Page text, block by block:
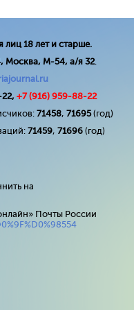
18 лет и старше.
Москва, М-54, а/я 32.
+7 (916) 959-88-22
71458, 71695(год)
71459, 71696 (год)
на
Почты России